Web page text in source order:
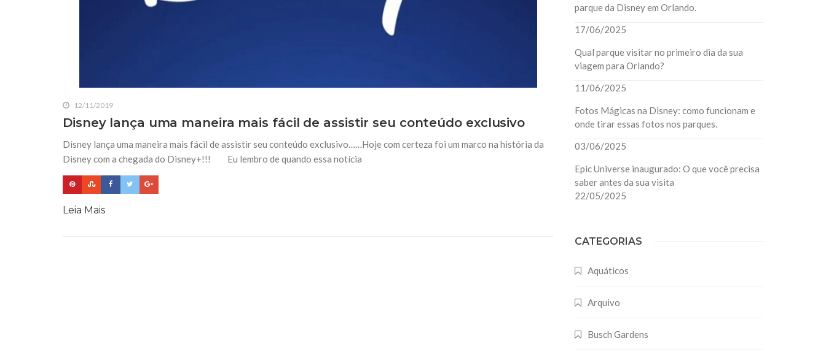
12/11/2019
Disney lança uma maneira mais fácil de assistir seu conteúdo exclusivo
Disney lança uma maneira mais fácil de assistir seu conteúdo exclusivo……Hoje com certeza foi um marco na história da
Disney com a chegada do Disney+!!! Eu lembro de quando essa notícia
Leia Mais
parque da Disney em Orlando.
17/06/2025
Qual parque visitar no primeiro dia da sua
viagem para Orlando?
11/06/2025
Fotos Mágicas na Disney: como funcionam e
onde tirar essas fotos nos parques.
03/06/2025
Epic Universe inaugurado: O que você precisa
saber antes da sua visita
22/05/2025
CATEGORIAS
Aquáticos
Arquivo
Busch Gardens